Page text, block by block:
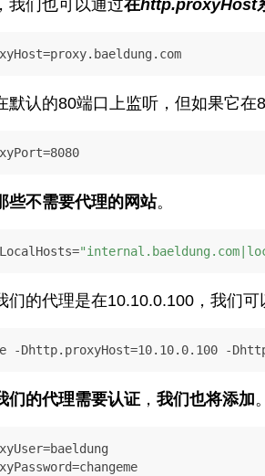
我们也可以通过在http.proxyHost
默认的80端口上监听，但如果它在
些不需要代理的网站。
们的代理是在10.10.0.100，我们可
-Dhttp.proxyHost=10.10.0.100 -
们的代理需要认证， 我们也将添加